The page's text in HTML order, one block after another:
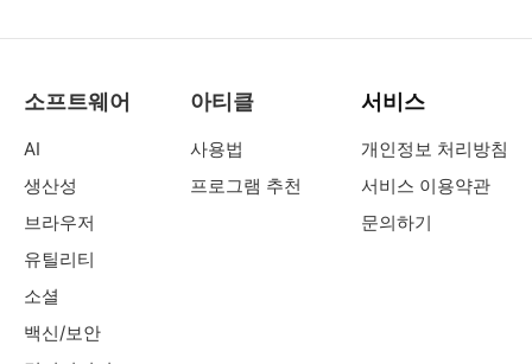
소프트웨어
AI
생산성
브라우저
유틸리티
소셜
백신/보안
아티클
사용법
프로그램 추천
서비스
개인정보 처리방침
서비스 이용약관
문의하기